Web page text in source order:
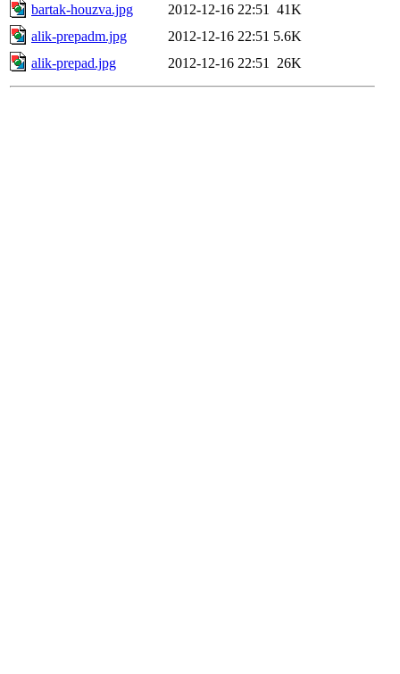
bartak-houzva.jpg
2012-12-16 22:51
41K
alik-prepadm.jpg
2012-12-16 22:51 5.6K
alik-prepad.jpg
2012-12-16 22:51 26K